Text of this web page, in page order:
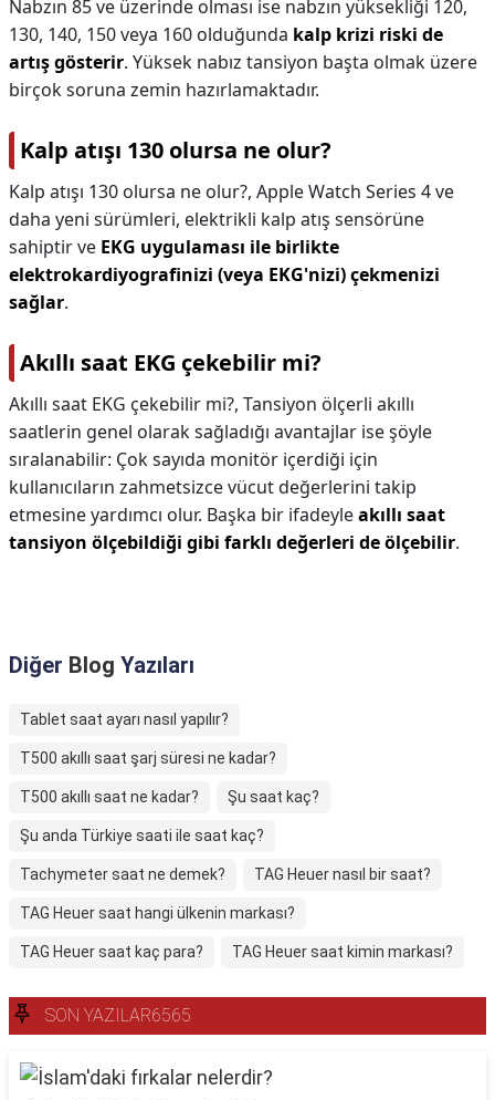
Nabzın 85 ve üzerinde olması ise nabzın yüksekliği 120,
130, 140, 150 veya 160 olduğunda kalp krizi riski de
artış gösterir. Yüksek nabız tansiyon başta olmak üzere
birçok soruna zemin hazırlamaktadır.
Kalp atışı 130 olursa ne olur?
Kalp atışı 130 olursa ne olur?, Apple Watch Series 4 ve
daha yeni sürümleri, elektrikli kalp atış sensörüne
sahiptir ve EKG uygulaması ile birlikte
elektrokardiyografinizi (veya EKG'nizi) çekmenizi
sağlar.
Akıllı saat EKG çekebilir mi?
Akıllı saat EKG çekebilir mi?, Tansiyon ölçerli akıllı
saatlerin genel olarak sağladığı avantajlar ise şöyle
sıralanabilir: Çok sayıda monitör içerdiği için
kullanıcıların zahmetsizce vücut değerlerini takip
etmesine yardımcı olur. Başka bir ifadeyleakıllı saat
tansiyon ölçebildiği gibi farklı değerleri de ölçebilir.
Diğer Blog Yazıları
Tablet saat ayarı nasıl yapılır?
T500 akıllı saat şarj süresi ne kadar?
T500 akıllı saat ne kadar? Şu saat kaç?
Şu anda Türkiye saati ile saat kaç?
Tachymeter saat ne demek? TAG Heuer nasıl bir saat?
TAG Heuer saat hangi ülkenin markası?
TAG Heuer saat kaç para? TAG Heuer saat kimin markası?
SON YAZILAR6565